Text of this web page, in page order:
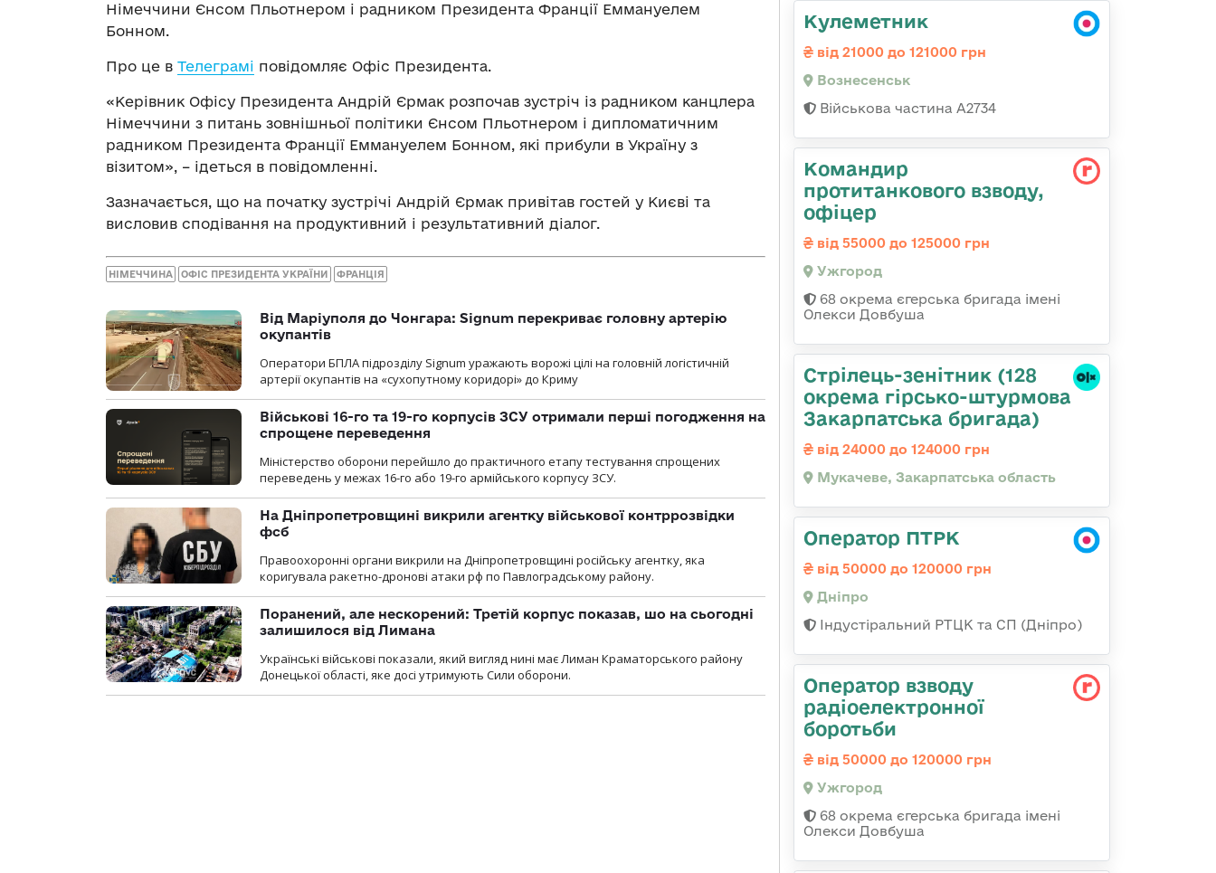
Німеччини Єнсом Пльотнером і радником Президента Франції Еммануелем
Бонном.
Про це в Телеграмі повідомляє Офіс Президента.
«Керівник Офісу Президента Андрій Єрмак розпочав зустріч із радником канцлера
Німеччини з питань зовнішньої політики Єнсом Пльотнером і дипломатичним
радником Президента Франції Еммануелем Бонном, які прибули в Україну з
візитом», – ідеться в повідомленні.
Зазначається, що на початку зустрічі Андрій Єрмак привітав гостей у Києві та
висловив сподівання на продуктивний і результативний діалог.
НІМЕЧЧИНА ОФІС ПРЕЗИДЕНТА УКРАЇНИ ФРАНЦІЯ
Від Маріуполя до Чонгара: Signum перекриває головну артерію
окупантів
Оператори БПЛА підрозділу Signum уражають ворожі цілі на головній логістичній
артерії окупантів на «сухопутному коридорі» до Криму
Військові 16-го та 19-го корпусів ЗСУ отримали перші погодження на
спрощене переведення
Міністерство оборони перейшло до практичного етапу тестування спрощених
переведень у межах 16-го або 19-го армійського корпусу ЗСУ.
На Дніпропетровщині викрили агентку військової контррозвідки
фсб
Правоохоронні органи викрили на Дніпропетровщині російську агентку, яка
коригувала ракетно-дронові атаки рф по Павлоградському району.
Поранений, але нескорений: Третій корпус показав, шо на сьогодні
залишилося від Лимана
Українські військові показали, який вигляд нині має Лиман Краматорського району
Донецької області, яке досі утримують Сили оборони.
Кулеметник
від 21000 до 121000 грн
Вознесенськ
Військова частина А2734
Командир
протитанкового взводу,
офіцер
від 55000 до 125000 грн
Ужгород
68 окрема єгерська бригада імені
Олекси Довбуша
Стрілець-зенітник (128
окрема гірсько-штурмова
Закарпатська бригада)
від 24000 до 124000 грн
Мукачеве, Закарпатська область
Оператор ПТРК
від 50000 до 120000 грн
Дніпро
Індустіральний РТЦК та СП (Дніпро)
Оператор взводу
радіоелектронної
боротьби
від 50000 до 120000 грн
Ужгород
68 окрема єгерська бригада імені
Олекси Довбуша